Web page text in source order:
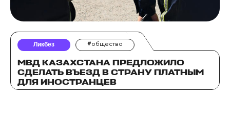
Ликбез #общество
МВД КАЗАХСТАНА ПРЕДЛОЖИЛО
СДЕЛАТЬ ВЪЕЗД В СТРАНУ ПЛАТНЫМ
ДЛЯ ИНОСТРАНЦЕВ